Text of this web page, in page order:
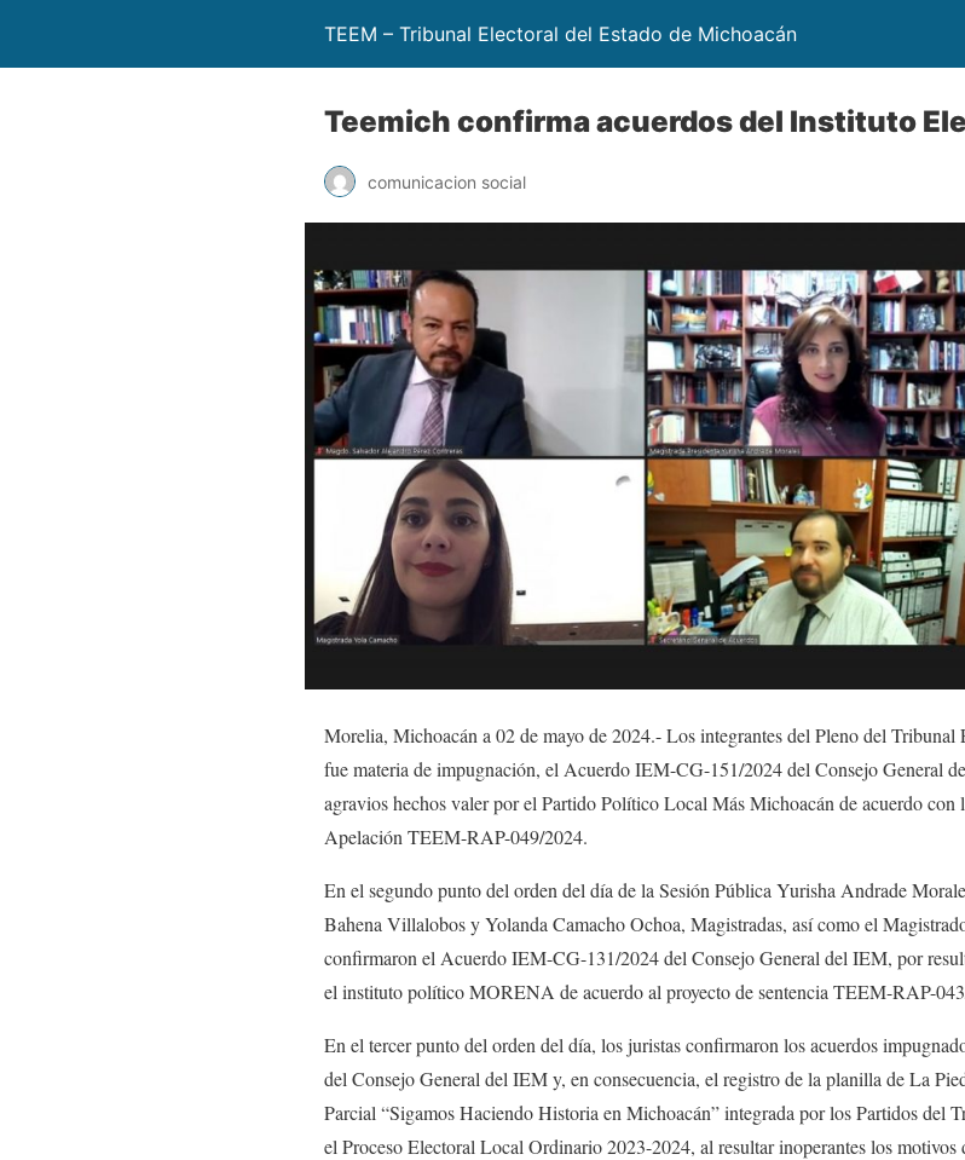
TEEM – Tribunal Electoral del Estado de Michoacán
Teemich confirma acuerdos del Instituto
comunicacion social
Morelia, Michoacán a 02 de mayo de 2024.- Los integrantes del Pleno del
fue materia de impugnación, el Acuerdo IEM-CG-151/2024 del Consejo General
agravios hechos valer por el Partido Político Local Más Michoacán de acuerdo con
Apelación TEEM-RAP-049/2024.
En el segundo punto del orden del día de la Sesión Pública Yurisha Andrade
Bahena Villalobos y Yolanda Camacho Ochoa, Magistradas, así como el
confirmaron el Acuerdo IEM-CG-131/2024 del Consejo General del IEM, por
el instituto político MORENA de acuerdo al proyecto de sentencia TEEM-RAP-
En el tercer punto del orden del día, los juristas confirmaron los acuerdos
del Consejo General del IEM y, en consecuencia, el registro de la planilla de La
Parcial “Sigamos Haciendo Historia en Michoacán” integrada por los Partidos del
el Proceso Electoral Local Ordinario 2023-2024, al​ resultar inoperantes los motivos